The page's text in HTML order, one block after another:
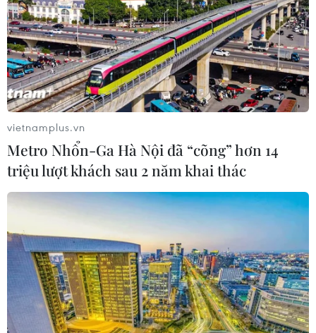
TIN CÙNG CHUYÊN MỤC
vietnamplus.vn
Metro Nhổn-Ga Hà Nội đã “cõng” hơn 14
triệu lượt khách sau 2 năm khai thác